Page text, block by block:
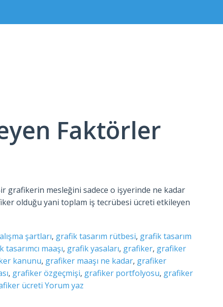
Faktörler
grafikerin mesleğini sadece o işyerinde ne kadar
olduğu yani toplam iş tecrübesi ücreti etkileyen
şartları, grafik tasarım rütbesi, grafik tasarım
tasarımcı maaşı, grafik yasaları, grafiker, grafiker
kanunu, grafiker maaşı ne kadar, grafiker
, grafiker özgeçmişi, grafiker portfolyosu, grafiker
ücreti Yorum yaz